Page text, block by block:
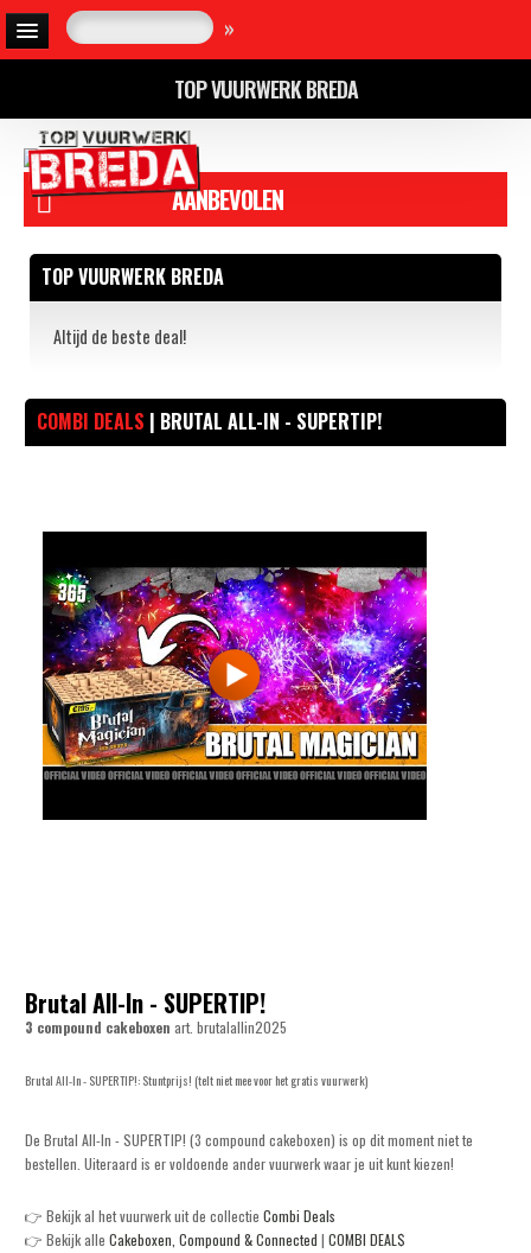
»
TOP VUURWERK BREDA
AANBEVOLEN
TOP VUURWERK BREDA
Altijd de beste deal!
COMBI DEALS | BRUTAL ALL-IN - SUPERTIP!
Brutal All-In - SUPERTIP!
3 compound cakeboxen art. brutalallin2025
Brutal All-In - SUPERTIP!: Stuntprijs! (telt niet mee voor het gratis vuurwerk)
De Brutal All-In - SUPERTIP! (3 compound cakeboxen) is op dit moment niet te
bestellen. Uiteraard is er voldoende ander vuurwerk waar je uit kunt kiezen!
👉 Bekijk al het vuurwerk uit de collectie Combi Deals
👉 Bekijk alle Cakeboxen, Compound & Connected | COMBI DEAL$